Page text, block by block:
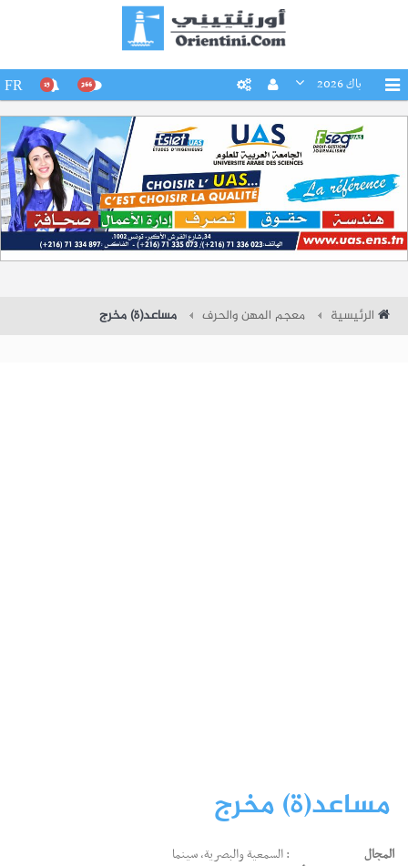
باك 2026 266
15
FR
الرئيسية معجم المهن والحرف مساعد(ة) مخرج
مساعد(ة) مخرج
المجال
: السمعية والبصرية، سينما